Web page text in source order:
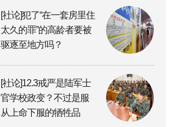
[社论]犯了“在一套房里住
太久的罪”的高龄者要被
驱逐至地方吗？
[社论]12.3戒严是陆军士
官学校政变？不过是服
从上命下服的牺牲品